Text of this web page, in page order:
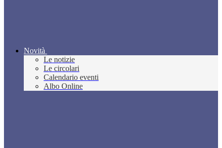
Novità
Le notizie
Le circolari
Calendario eventi
Albo Online